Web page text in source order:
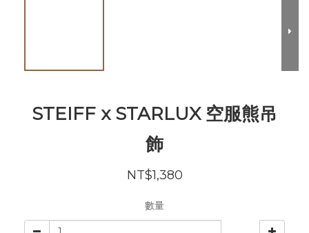
STEIFF x STARLUX 空服熊吊
飾
NT$1,380
數量